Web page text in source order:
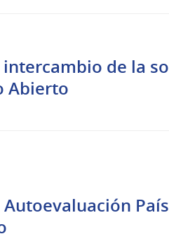
de la
Abierto